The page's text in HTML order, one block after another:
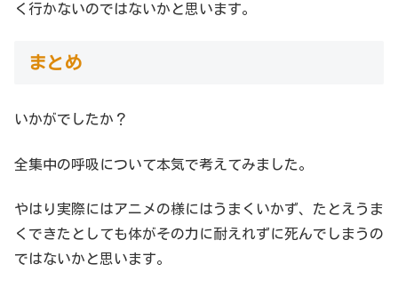
く行かないのではないかと思います。
まとめ
いかがでしたか？
全集中の呼吸について本気で考えてみました。
やはり実際にはアニメの様にはうまくいかず、たとえうま
くできたとしても体がその力に耐えれずに死んでしまうの
ではないかと思います。